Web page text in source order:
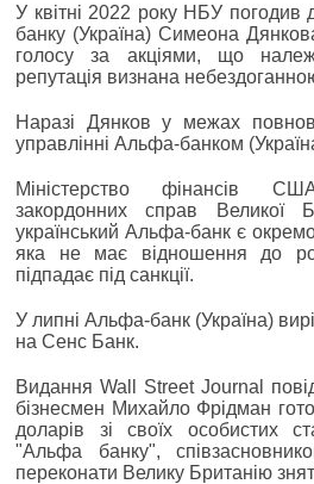
У квітні 2022 року НБУ погодив
банку (Україна) Симеона
голосу за акціями, що
репутація визнана
Наразі Дянков у межах
управлінні Альфа-банком
Міністерство фінансів
закордонних справ Великої
український Альфа-банк є
яка не має відношення до
підпадає під санкції.
У липні Альфа-банк (Україна)
на Сенс Банк.
Видання Wall Street Journal
бізнесмен Михайло Фрідман
доларів зі своїх особистих
"Альфа банку",
переконати Велику Британію